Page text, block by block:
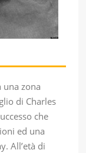
una zona
di Charles
che
ed una
All’età di